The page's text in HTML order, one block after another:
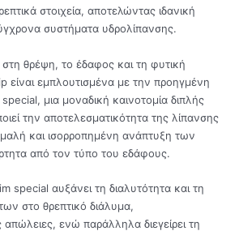
στοιχεία, αποτελώντας ιδανική
συστήματα υδρολίπανσης.
θρέψη, το έδαφος και τη φυτική
είναι εμπλουτισμένα με την προηγμένη
μια μοναδική καινοτομία διπλής
την αποτελεσματικότητα της λίπανσης
και ισορροπημένη ανάπτυξη των
από τον τύπο του εδάφους.
special αυξάνει τη διαλυτότητα και τη
στο θρεπτικό διάλυμα,
απώλειες, ενώ παράλληλα διεγείρει τη